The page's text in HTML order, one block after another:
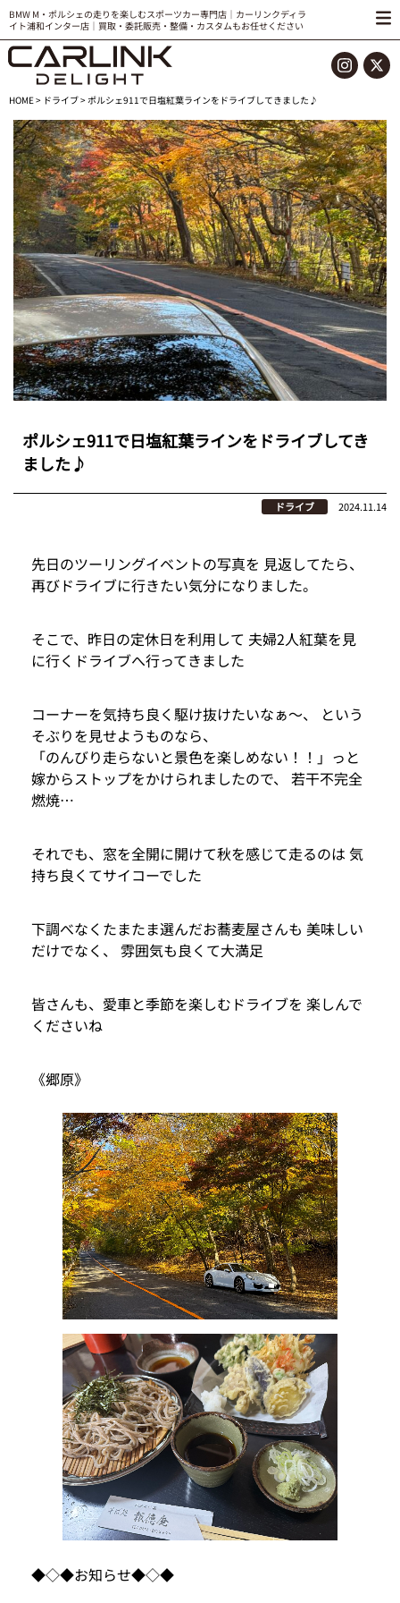
BMW M・ポルシェの走りを楽しむスポーツカー専門店｜カーリンクディラ
イト浦和インター店｜買取・委託販売・整備・カスタムもお任せください
HOME> ドライブ> ポルシェ911で日塩紅葉ラインをドライブしてきました♪
ポルシェ911で日塩紅葉ラインをドライブしてき
ました♪
ドライブ 2024.11.14
先日のツーリングイベントの写真を 見返してたら、
再びドライブに行きたい気分になりました。
そこで、昨日の定休日を利用して 夫婦2人紅葉を見
に行くドライブへ行ってきました
コーナーを気持ち良く駆け抜けたいなぁ〜、 という
そぶりを見せようものなら、
「のんびり走らないと景色を楽しめない！！」っと
嫁からストップをかけられましたので、 若干不完全
燃焼…
それでも、窓を全開に開けて秋を感じて走るのは 気
持ち良くてサイコーでした
下調べなくたまたま選んだお蕎麦屋さんも 美味しい
だけでなく、 雰囲気も良くて大満足
皆さんも、愛車と季節を楽しむドライブを 楽しんで
くださいね
《郷原》
◆◇◆お知らせ◆◇◆